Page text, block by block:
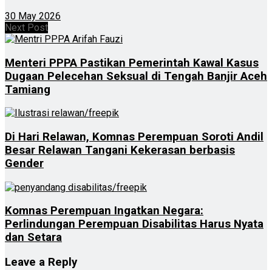
30 May 2026
Next Post
Menteri PPPA Pastikan Pemerintah Kawal Kasus
Dugaan Pelecehan Seksual di Tengah Banjir Aceh
Tamiang
Di Hari Relawan, Komnas Perempuan Soroti Andil
Besar Relawan Tangani Kekerasan berbasis
Gender
Komnas Perempuan Ingatkan Negara:
Perlindungan Perempuan Disabilitas Harus Nyata
dan Setara
Leave a Reply